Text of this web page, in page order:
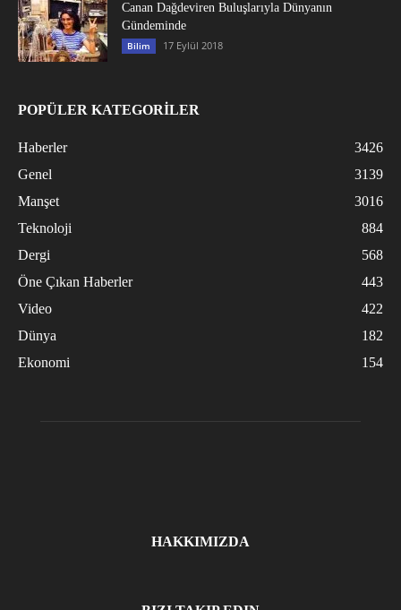
Canan Dağdeviren Buluşlarıyla Dünyanın
Gündeminde
Bilim 17 Eylül 2018
POPÜLER KATEGORİLER
Haberler
3426
Genel
3139
Manşet
3016
Teknoloji
884
Dergi
568
Öne Çıkan Haberler
443
Video
422
Dünya
182
Ekonomi
154
HAKKIMIZDA